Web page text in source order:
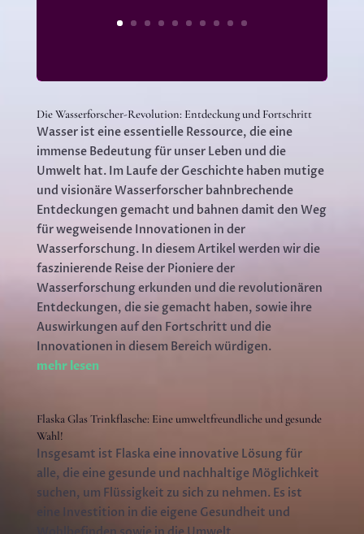
Die Wasserforscher-Revolution: Entdeckung und Fortschritt
Wasser ist eine essentielle Ressource, die eine
immense Bedeutung für unser Leben und die
Umwelt hat. Im Laufe der Geschichte haben mutige
und visionäre Wasserforscher bahnbrechende
Entdeckungen gemacht und bahnen damit den Weg
für wegweisende Innovationen in der
Wasserforschung. In diesem Artikel werden wir die
faszinierende Reise der Pioniere der
Wasserforschung erkunden und die revolutionären
Entdeckungen, die sie gemacht haben, sowie ihre
Auswirkungen auf den Fortschritt und die
Innovationen in diesem Bereich würdigen.
mehr lesen
Flaska Glas Trinkflasche: Eine umweltfreundliche und gesunde
Wahl!
Insgesamt ist Flaska eine innovative Lösung für
alle, die eine gesunde und nachhaltige Möglichkeit
suchen, um Flüssigkeit zu sich zu nehmen. Es ist
eine Investition in die eigene Gesundheit und